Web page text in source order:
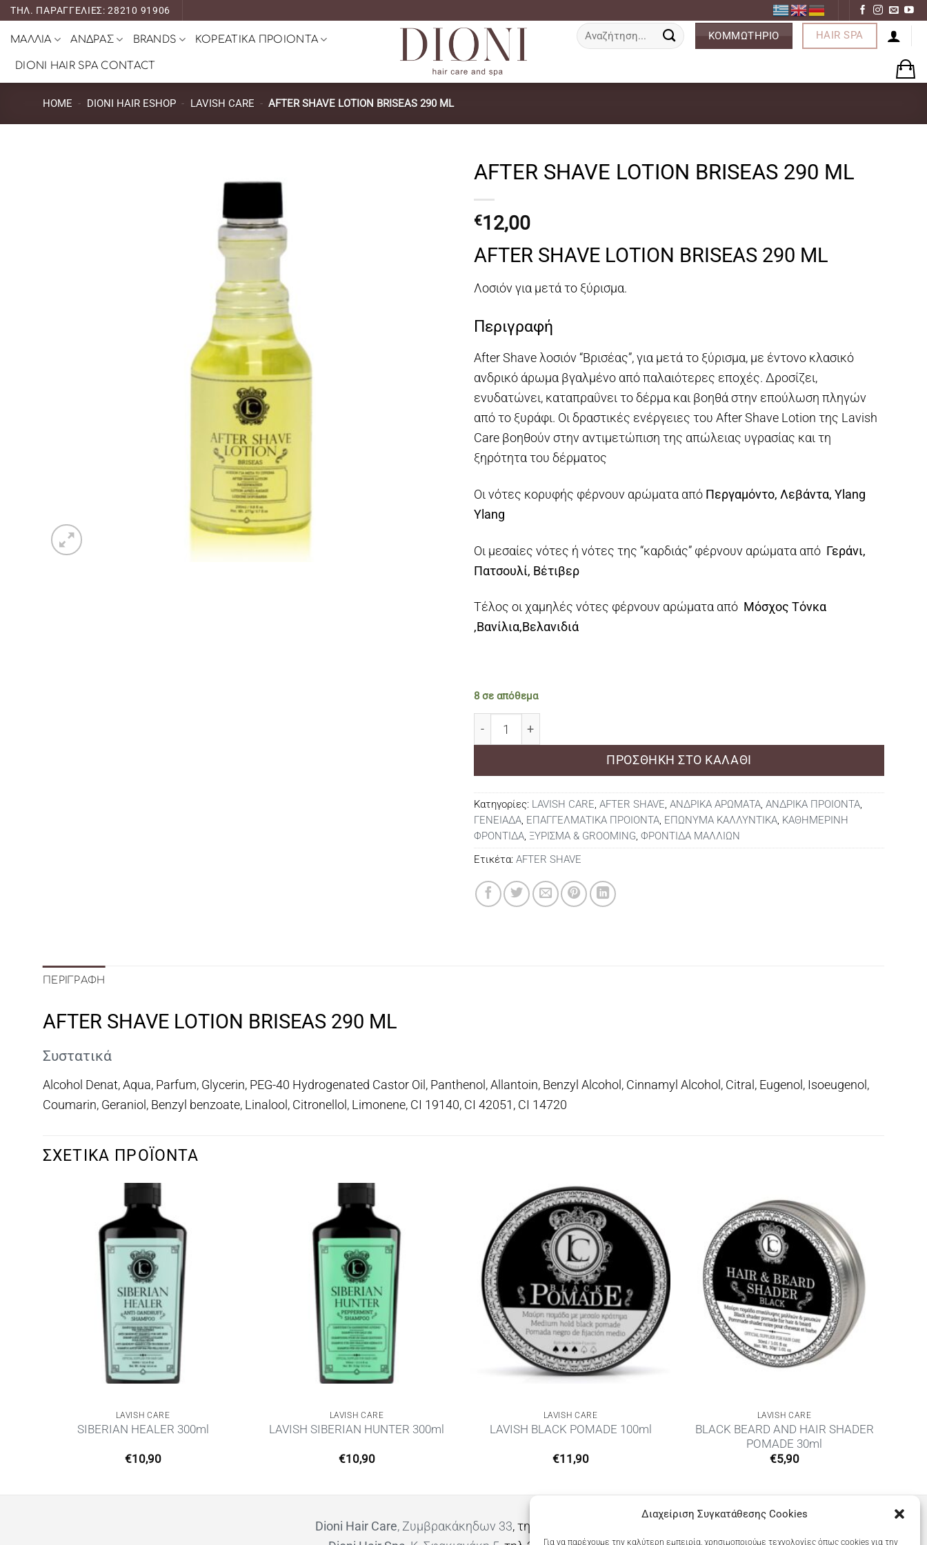
Διαχείριση Συγκατάθεσης Cookies
Για να παρέχουμε την καλύτερη εμπειρία, χρησιμοποιούμε τεχνολογίες όπως cookies για την
Μετάβαση
ΤΗΛ. ΠΑΡΑΓΓΕΛΙΕΣ: 28210 91906
ΜΑΛΛΙΑ ΑΝΔΡΑΣ BRANDS ΚΟΡΕΑΤΙΚΑ ΠΡΟΙΟΝΤΑ
DIONI HAIR SPA CONTACT
Αναζήτηση
για:
ΚΟΜΜΩΤΗΡΙΟ HAIR SPA
HOME - DIONI HAIR ESHOP - LAVISH CARE - AFTER SHAVE LOTION BRISEAS 290 ML
AFTER SHAVE LOTION BRISEAS 290 ML
€12,00
AFTER SHAVE LOTION BRISEAS 290 ML
Λοσιόν για μετά το ξύρισμα.
Περιγραφή
After Shave λοσιόν “Βρισέας”, για μετά το ξύρισμα, με έντονο κλασικό
ανδρικό άρωμα βγαλμένο από παλαιότερες εποχές. Δροσίζει,
ενυδατώνει, καταπραΰνει το δέρμα και βοηθά στην επούλωση πληγών
από το ξυράφι. Οι δραστικές ενέργειες του After Shave Lotion της Lavish
Care βοηθούν στην αντιμετώπιση της απώλειας υγρασίας και τη
ξηρότητα του δέρματος
Οι νότες κορυφής φέρνουν αρώματα από Περγαμόντο, Λεβάντα, Ylang
Ylang
Οι μεσαίες νότες ή νότες της “καρδιάς” φέρνουν αρώματα από Γεράνι,
Πατσουλί, Βέτιβερ
Τέλος οι χαμηλές νότες φέρνουν αρώματα από Μόσχος Τόνκα
,Βανίλια,Βελανιδιά
8 σε απόθεμα
ΠΡΟΣΘΉΚΗ ΣΤΟ ΚΑΛΆΘΙ
Κατηγορίες: LAVISH CARE AFTER SHAVE ΑΝΔΡΙΚΑ ΑΡΩΜΑΤΑ ΑΝΔΡΙΚΑ ΠΡΟΙΟΝΤΑ
ΓΕΝΕΙΑΔΑ ΕΠΑΓΓΕΛΜΑΤΙΚΑ ΠΡΟΙΟΝΤΑ ΕΠΩΝΥΜΑ ΚΑΛΛΥΝΤΙΚΑ ΚΑΘΗΜΕΡΙΝΗ
ΦΡΟΝΤΙΔΑ ΞΥΡΙΣΜΑ & GROOMING ΦΡΟΝΤΙΔΑ ΜΑΛΛΙΩΝ
Ετικέτα: AFTER SHAVE
ΠΕΡΙΓΡΑΦΉ
AFTER SHAVE LOTION BRISEAS 290 ML
Συστατικά
Alcohol Denat, Aqua, Parfum, Glycerin, PEG-40 Hydrogenated Castor Oil, Panthenol, Allantoin, Benzyl Alcohol, Cinnamyl Alcohol, Citral, Eugenol, Isoeugenol,
Coumarin, Geraniol, Benzyl benzoate, Linalool, Citronellol, Limonene, CI 19140, CI 42051, CI 14720
ΣΧΕΤΙΚΆ ΠΡΟΪΌΝΤΑ
LAVISH CARE
SIBERIAN HEALER 300ml
€10,90
LAVISH CARE
LAVISH SIBERIAN HUNTER 300ml
€10,90
LAVISH CARE
LAVISH BLACK POMADE 100ml
€11,90
LAVISH CARE
BLACK BEARD AND HAIR SHADER
POMADE 30ml
€5,90
Dioni Hair Care, Ζυμβρακάκηδων 33, τηλ 28210 91906